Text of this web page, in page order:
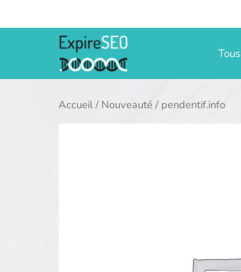
au
Tous
Accueil/ Nouveauté / pendentif.info